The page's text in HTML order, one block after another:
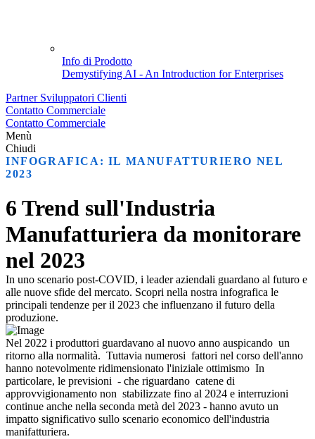
Info di Prodotto
Demystifying AI - An Introduction for Enterprises
Partner Sviluppatori Clienti
Contatto Commerciale
Contatto Commerciale
Menù
Chiudi
INFOGRAFICA: IL MANUFATTURIERO NEL
2023
6 Trend sull'Industria
Manufatturiera da monitorare
nel 2023
In uno scenario post-COVID, i leader aziendali guardano al futuro e
alle nuove sfide del mercato. Scopri nella nostra infografica le
principali tendenze per il 2023 che influenzano il futuro della
produzione.
Nel 2022 i produttori guardavano al nuovo anno auspicando un
ritorno alla normalità. Tuttavia numerosi fattori nel corso dell'anno
hanno notevolmente ridimensionato l'iniziale ottimismo In
particolare, le previsioni - che riguardano catene di
approvvigionamento non stabilizzate fino al 2024 e interruzioni
continue anche nella seconda metà del 2023 - hanno avuto un
impatto significativo sullo scenario economico dell'industria
manifatturiera.